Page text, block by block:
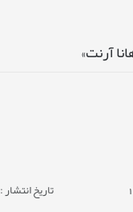
آرنت»
تاریخ انتشار : 1400/03/05